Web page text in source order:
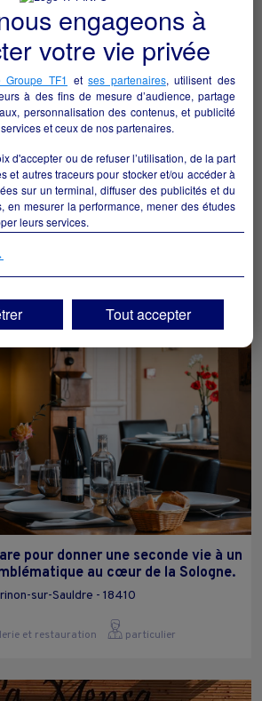
Bar Pmu Fdj
lès-Béziers - 34370
pour donner une seconde vie à un
au cœur de la Sologne.
sur-Sauldre - 18410
et restauration particulier
engageons à
votre vie privée
Groupe TF1 etses partenaires, utilisent des
à des fins de mesure d’audience, partage
personnalisation des contenus, et publicité
et ceux de nos partenaires.
d'accepter ou de refuser l’utilisation, de la part
et autres traceurs pour stocker et/ou accéder à
sur un terminal, diffuser des publicités et du
en mesurer la performance, mener des études
leurs services.
accepter, les fonctionnalités liées à la
Seuls lescookies/traceurs techniquesseront
terminal.
vos choix en cliquant sur "Tout accepter",
ou "Paramétrer", et les modifier à tout
le lien "Paramétrez vos choix" situé en bas de
Tout accepter